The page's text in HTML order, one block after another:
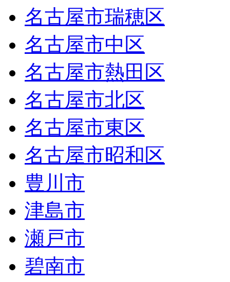
名古屋市瑞穂区
名古屋市中区
名古屋市熱田区
名古屋市北区
名古屋市東区
名古屋市昭和区
豊川市
津島市
瀬戸市
碧南市